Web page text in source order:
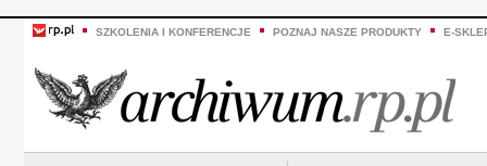
SZKOLENIA I KONFERENCJE POZNAJ NASZE PRODUKTY E-